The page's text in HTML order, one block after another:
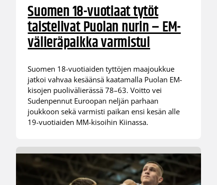
Suomen 18-vuotiaat tytöt
taistelivat Puolan nurin – EM-
välieräpaikka varmistui
Suomen 18-vuotiaiden tyttöjen maajoukkue
jatkoi vahvaa kesäänsä kaatamalla Puolan EM-
kisojen puolivälierässä 78–63. Voitto vei
Sudenpennut Euroopan neljän parhaan
joukkoon sekä varmisti paikan ensi kesän alle
19-vuotiaiden MM-kisoihin Kiinassa.